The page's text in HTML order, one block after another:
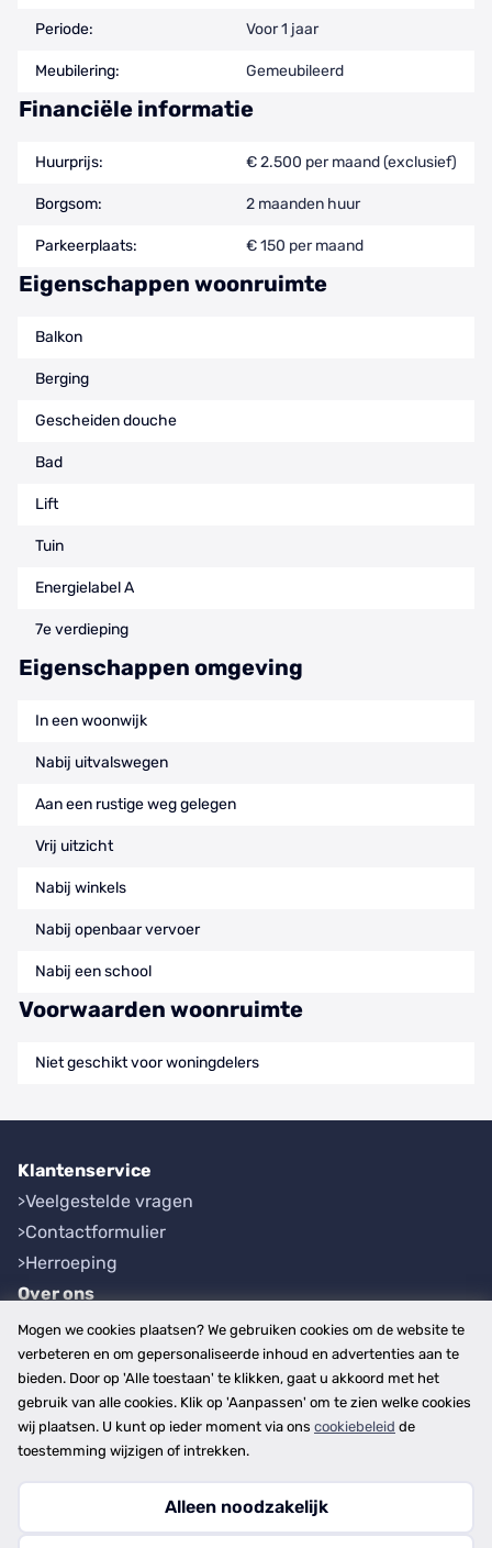
Periode: Voor 1 jaar
Meubilering: Gemeubileerd
Financiële informatie
Huurprijs: € 2.500 per maand (exclusief)
Borgsom: 2 maanden huur
Parkeerplaats: € 150 per maand
Eigenschappen woonruimte
Balkon
Berging
Gescheiden douche
Bad
Lift
Tuin
Energielabel A
7e verdieping
Eigenschappen omgeving
In een woonwijk
Nabij uitvalswegen
Aan een rustige weg gelegen
Vrij uitzicht
Nabij winkels
Nabij openbaar vervoer
Nabij een school
Voorwaarden woonruimte
Niet geschikt voor woningdelers
Klantenservice
Veelgestelde vragen
Contactformulier
Herroeping
Over ons
Bedrijfsgegevens
Werkwijze
Overzichten
Plaatsen
Provincies
Copyright © 2026
Mogen we cookies plaatsen? We gebruiken cookies om de website te
verbeteren en om gepersonaliseerde inhoud en advertenties aan te
bieden. Door op 'Alle toestaan' te klikken, gaat u akkoord met het
gebruik van alle cookies. Klik op 'Aanpassen' om te zien welke cookies
wij plaatsen. U kunt op ieder moment via ons cookiebeleid de
toestemming wijzigen of intrekken.
Alleen noodzakelijk